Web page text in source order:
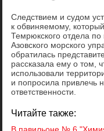
Следствием и судом
к обвиняемому,
Темрюкского отдела
Азовского морского
обратилась
рассказала ему о том,
использовали
и попросила привлечь
ответственности.
Читайте также: